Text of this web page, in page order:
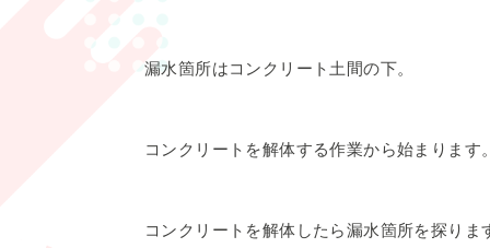
漏水箇所はコンクリート土間の下。
コンクリートを解体する作業から始まります
コンクリートを解体したら漏水箇所を探りま